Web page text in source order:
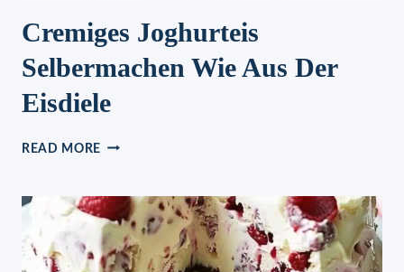
Cremiges Joghurteis
Selbermachen Wie Aus Der
Eisdiele
READ MORE CREMIGES
WIE
AUS
DER
EISDIELE